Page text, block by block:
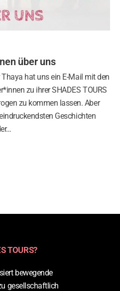
über uns
hat uns ein E-Mail mit den
zu ihrer SHADES TOURS
zu kommen lassen. Aber
Geschichten
TOURS?
bewegende
gesellschaftlich